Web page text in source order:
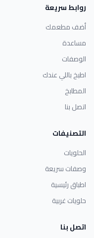
روابط سريعة
أضف مطعمك
مساعدة
الوصفات
اطبخ باللي عندك
المطابخ
اتصل بنا
التصنيفات
الحلويات
وصفات سريعة
اطباق رئيسية
حلويات غربية
اتصل بنا